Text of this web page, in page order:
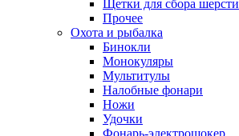
Щетки для сбора шерсти
Прочее
Охота и рыбалка
Бинокли
Монокуляры
Мультитулы
Налобные фонари
Ножи
Удочки
Фонарь-электрошокер